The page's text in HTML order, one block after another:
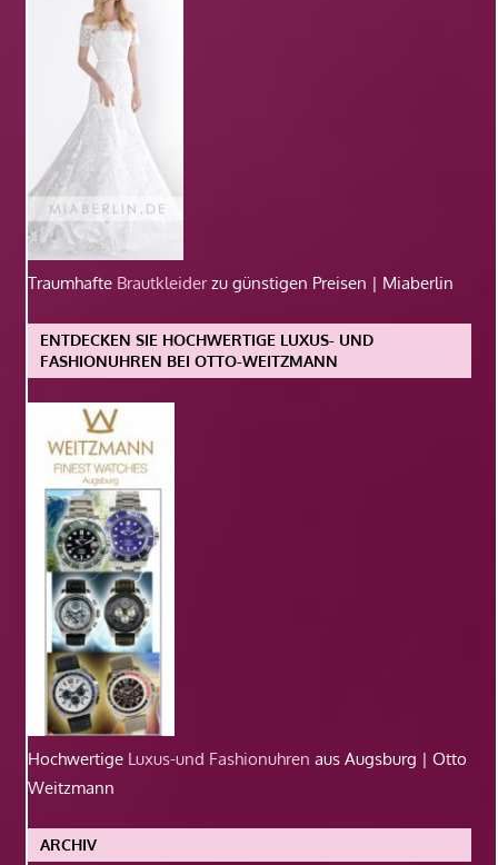
Traumhafte Brautkleiderzu günstigen Preisen | Miaberlin
ENTDECKEN SIE HOCHWERTIGE LUXUS- UND
FASHIONUHREN BEI OTTO-WEITZMANN
Hochwertige Luxus-und Fashionuhren aus Augsburg | Otto
Weitzmann
ARCHIV